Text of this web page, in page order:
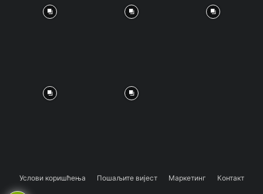
Услови коришћења Пошаљите вијест Маркетинг Контакт